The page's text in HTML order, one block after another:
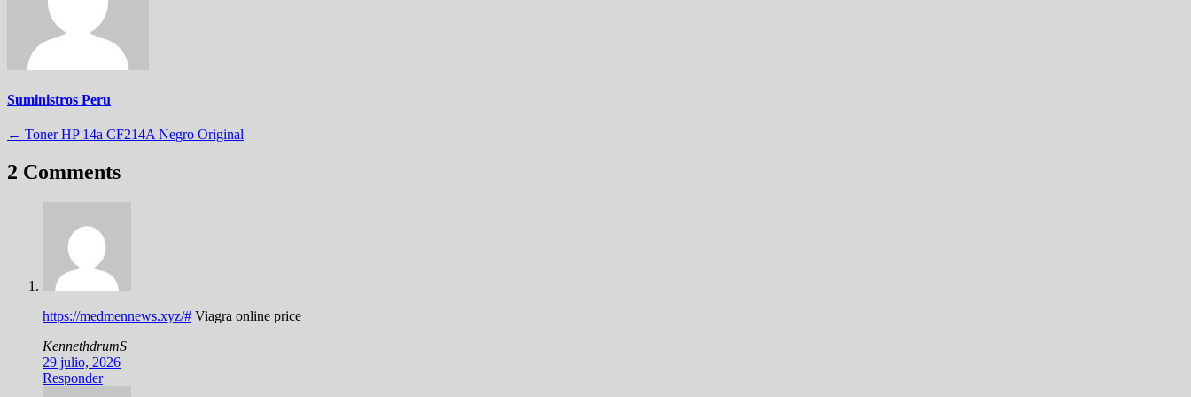
Suministros Peru
Navegación
de
entradas
← Toner HP 14a CF214A Negro Original
2 Comments
https://medmennews.xyz/# Viagra online price
KennethdrumS
29 julio, 2026
Responder